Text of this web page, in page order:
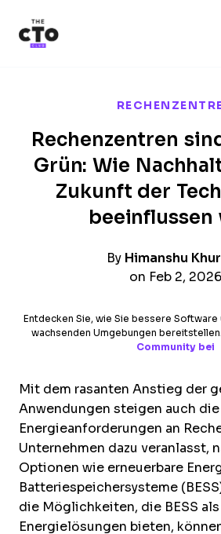
Rechenzentren
Grün: Wie
Zukunft der
beeinflussen
By Himanshu
on Feb 2, 2026
Entdecken Sie, wie Sie bessere Software
wachsenden Umgebungen bereitstellen.
Community bei
Mit dem rasanten Anstieg der
Anwendungen steigen auch die
Energieanforderungen an
Unternehmen dazu veranlasst,
Optionen wie erneuerbare
Batteriespeichersysteme
die Möglichkeiten, die BESS
Energielösungen bieten,